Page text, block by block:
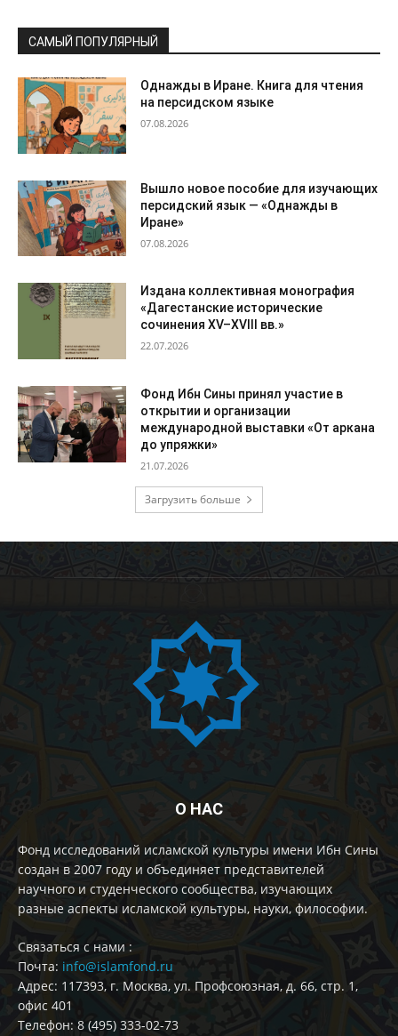
САМЫЙ ПОПУЛЯРНЫЙ
Однажды в Иране. Книга для чтения
на персидском языке
07.08.2026
Вышло новое пособие для изучающих
персидский язык — «Однажды в
Иране»
07.08.2026
Издана коллективная монография
«Дагестанские исторические
сочинения XV–XVIII вв.»
22.07.2026
Фонд Ибн Сины принял участие в
открытии и организации
международной выставки «От аркана
до упряжки»
21.07.2026
Загрузить больше
О НАС
Фонд исследований исламской культуры имени Ибн Сины
создан в 2007 году и объединяет представителей
научного и студенческого сообщества, изучающих
разные аспекты исламской культуры, науки, философии.
Cвязаться с нами :
Почта: info@islamfond.ru
Адрес: 117393, г. Москва, ул. Профсоюзная, д. 66, стр. 1,
офис 401
Телефон: 8 (495) 333-02-73